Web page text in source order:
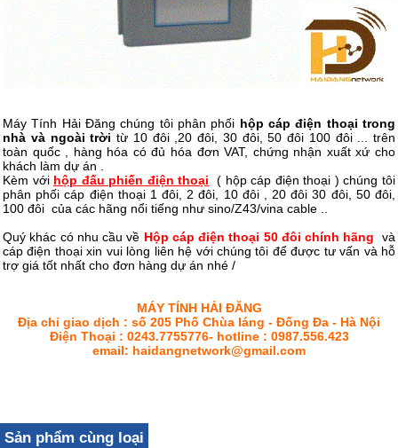
Máy Tính Hải Đăng chúng tôi phân phối hộp cáp điện thoại trong
nhà và ngoài trời từ 10 đôi ,20 đôi, 30 đôi, 50 đôi 100 đôi ... trên
toàn quốc , hàng hóa có đủ hóa đơn VAT, chứng nhận xuất xứ cho
khách làm dự án .
Kèm với hộp đấu phiến điện thoại
( hộp cáp điện thoại ) chúng tôi
phân phối cáp điện thoại 1 đôi, 2 đôi, 10 đôi , 20 đôi 30 đôi, 50 đôi,
100 đôi của các hãng nổi tiếng như sino/Z43/vina cable ..
Quý khác có nhu cầu về Hộp cáp điện thoại 50 đôi chính hãng
và
cáp điện thoại xin vui lòng liên hệ với chúng tôi để được tư vấn và hỗ
trợ giá tốt nhất cho đơn hàng dự án nhé /
MÁY TÍNH HẢI ĐĂNG
Địa chỉ giao dịch : số 205 Phố Chùa láng - Đống Đa - Hà Nội
Điện Thoại : 0243.7755776- hotline : 0987.556.423
email: haidangnetwork@gmail.com
Sản phẩm cùng loại